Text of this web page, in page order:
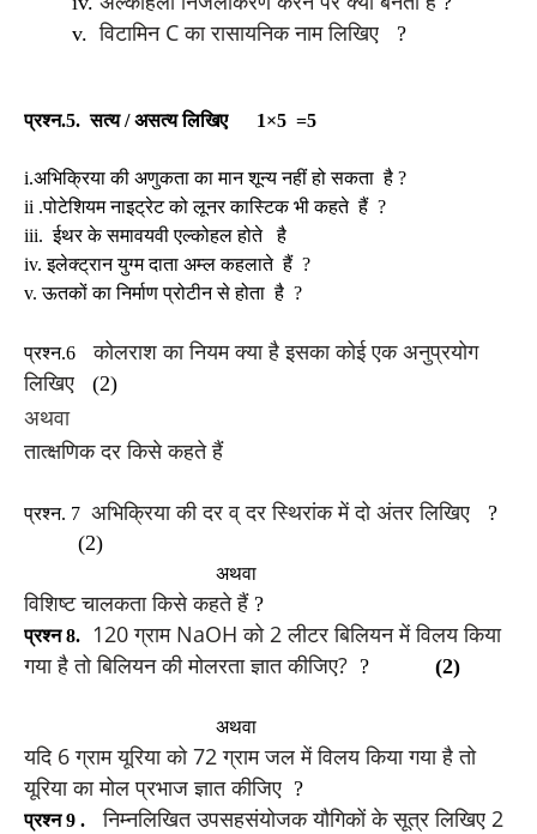
v. विटामिन C का रासायनिक नाम लिखिए ?
प्रश्न.5. सत्य / असत्य लिखिए 1×5 =5
i.अभिक्रिया की अणुकता का मान शून्य नहीं हो सकता है ?
ii .पोटेशियम नाइट्रेट को लूनर कास्टिक भी कहते हैं ?
iii. ईथर के समावयवी एल्कोहल होते है
iv. इलेक्ट्रान युग्म दाता अम्ल कहलाते हैं ?
v. ऊतकों का निर्माण प्रोटीन से होता है ?
प्रश्न.6
कोलराश का नियम क्या है इसका कोई एक अनुप्रयोग
लिखिए
(2)
अथवा
तात्क्षणिक दरकिसे कहते हैं
प्रश्न. 7 अभिक्रिया की दर व् दर स्थिरांक में दो अंतर लिखिए
?
(2)
अथवा
विशिष्ट चालकता किसे कहते हैं?
प्रश्न 8.
120 ग्राम NaOH को 2 लीटर बिलियन में विलय किया
गया है तो बिलियन की मोलरता ज्ञात कीजिए? ? (2)
अथवा
यदि 6 ग्राम यूरिया को 72 ग्राम जल में विलय किया गया है तो
यूरिया का मोल प्रभाज ज्ञात कीजिए ?
प्रश्न 9 .
निम्नलिखित उपसहसंयोजक यौगिकों के सूत्र लिखिए 2